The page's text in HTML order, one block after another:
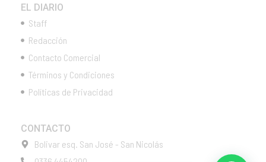
EL DIARIO
Staff
Redacción
Contacto Comercial
Términos y Condiciones
Políticas de Privacidad
CONTACTO
Bolivar esq. San José - San Nicolás